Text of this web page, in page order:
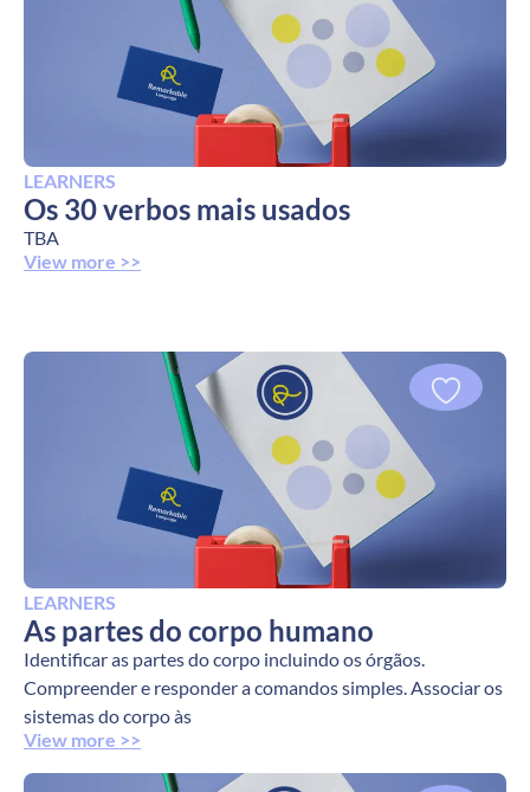
LEARNERS
Os 30 verbos mais usados
TBA
View more >>
LEARNERS
As partes do corpo humano
Identificar as partes do corpo incluindo os órgãos.
Compreender e responder a comandos simples. Associar os
sistemas do corpo às
View more >>